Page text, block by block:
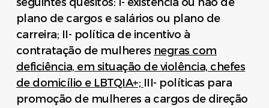
plano de cargos e salários ou plano de
carreira; II- política de incentivo à
contratação de mulheres negras com
deficiência, em situação de violência, chefes
de domicílio e LBTQIA+; III- políticas para
promoção de mulheres a cargos de direção